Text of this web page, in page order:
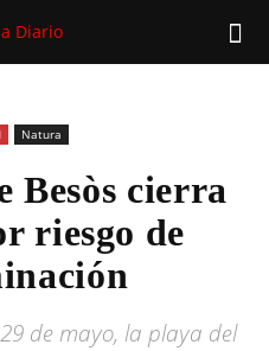
Natura
Besòs cierra
riesgo de
de mayo, la playa del